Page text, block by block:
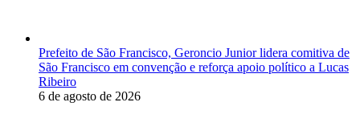
Prefeito de São Francisco, Geroncio Junior lidera comitiva de
São Francisco em convenção e reforça apoio político a Lucas
Ribeiro
6 de agosto de 2026